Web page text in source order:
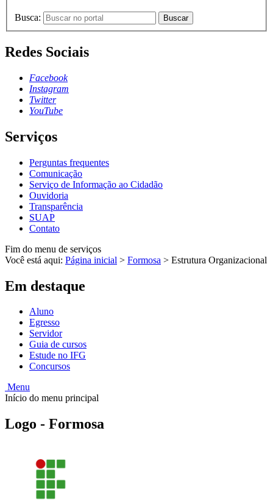
Busca: Buscar
Redes Sociais
Facebook
Instagram
Twitter
YouTube
Serviços
Perguntas frequentes
Comunicação
Serviço de Informação ao Cidadão
Ouvidoria
Transparência
SUAP
Contato
Fim do menu de serviços
Você está aqui: Página inicial > Formosa > Estrutura Organizacional
Em destaque
Aluno
Egresso
Servidor
Guia de cursos
Estude no IFG
Concursos
Menu
Início do menu principal
Logo - Formosa